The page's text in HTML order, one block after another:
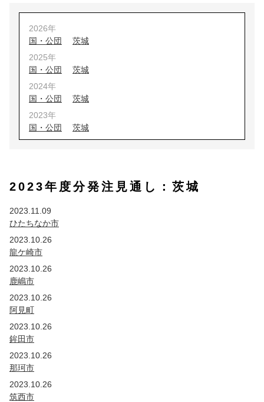
2026年
国・公団
茨城
2025年
国・公団
茨城
2024年
国・公団
茨城
2023年
国・公団
茨城
国・公団
茨城
埼玉
国・公団
2019年
国・公団
国・公団
国・公団
国・公団
国・公団
国・公団
2023年度分発注見通し：茨城
2023.11.09
ひたちなか市
2023.10.26
龍ケ崎市
2023.10.26
鹿嶋市
2023.10.26
阿見町
2023.10.26
鉾田市
2023.10.26
那珂市
2023.10.26
筑西市